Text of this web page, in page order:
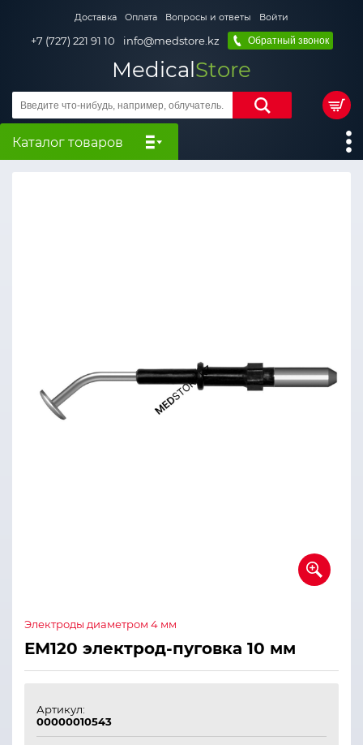
Доставка Оплата Вопросы и ответы Войти
+7 (727) 221 91 10 info@medstore.kz Обратный звонок
MedicalStore
Каталог товаров
Электроды диаметром 4 мм
ЕМ120 электрод-пуговка 10 мм
Артикул:
00000010543